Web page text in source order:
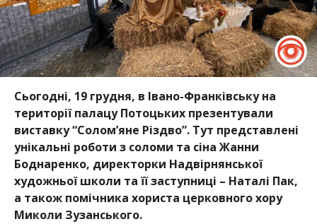
Сьогодні, 19 грудня, в Івано-Франківську на
території палацу Потоцьких презентували
виставку “Солом’яне Різдво”. Тут представлені
унікальні роботи з соломи та сіна Жанни
Боднаренко, директорки Надвірнянської
художньої школи та її заступниці – Наталі Пак,
а також помічника хориста церковного хору
Миколи Зузанського.